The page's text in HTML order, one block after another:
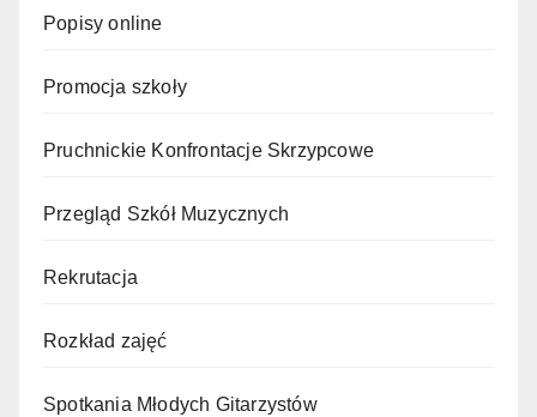
Popisy online
Promocja szkoły
Pruchnickie Konfrontacje Skrzypcowe
Przegląd Szkół Muzycznych
Rekrutacja
Rozkład zajęć
Spotkania Młodych Gitarzystów